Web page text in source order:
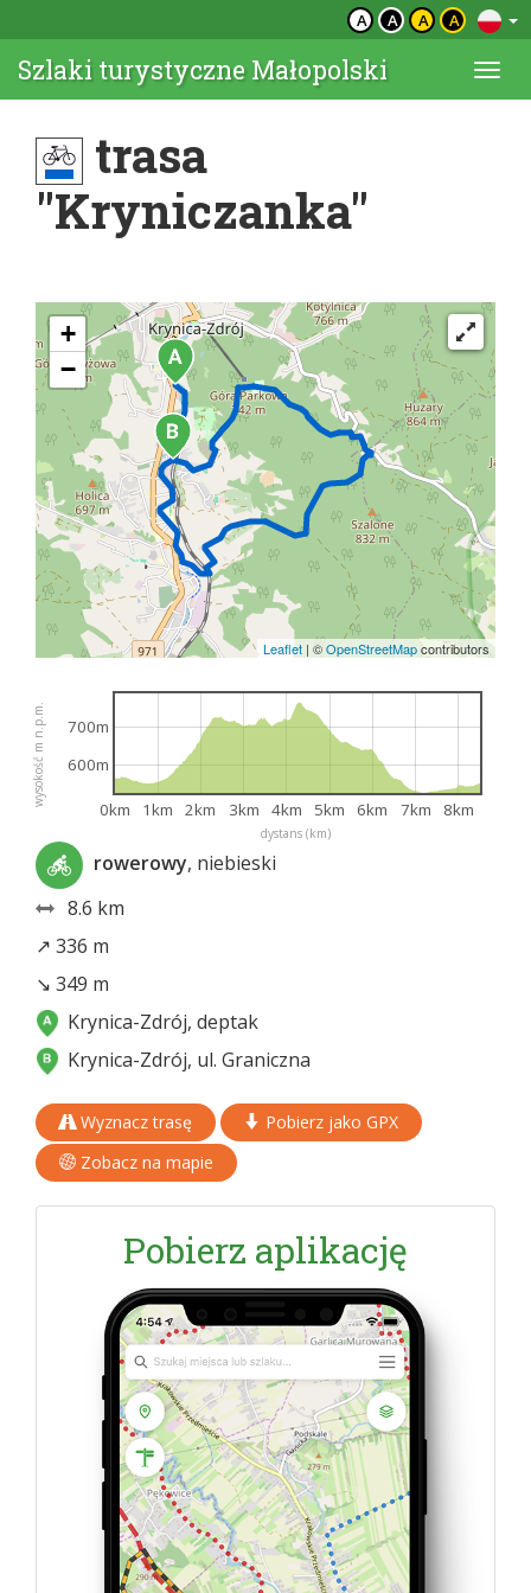
A A A A
Szlaki turystyczne Małopolski
trasa
"Kryniczanka"
+
−
Leaflet | ©OpenStreetMapcontributors
dystans (km)
wysokość m n.p.m.
0km 1km 2km 3km 4km 5km 6km 7km 8km
600m
700m
rowerowy, niebieski
8.6 km
↗ 336 m
↘ 349 m
Krynica-Zdrój, deptak
Krynica-Zdrój, ul. Graniczna
Wyznacz trasę
Pobierz jako GPX
Zobacz na mapie
Pobierz aplikację